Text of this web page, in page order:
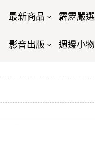
最新商品 霹靂嚴選
影音出版 週邊小物